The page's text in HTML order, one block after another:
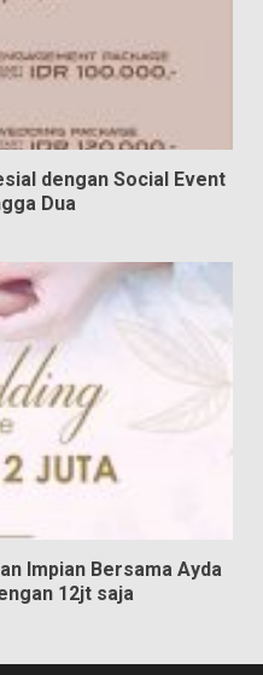
dengan Social Event
Dua
Impian Bersama Ayda
12jt saja